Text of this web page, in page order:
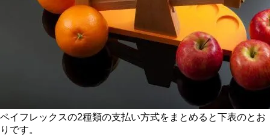
ペイフレックスの2種類の支払い方式をまとめると下表のとお
りです。